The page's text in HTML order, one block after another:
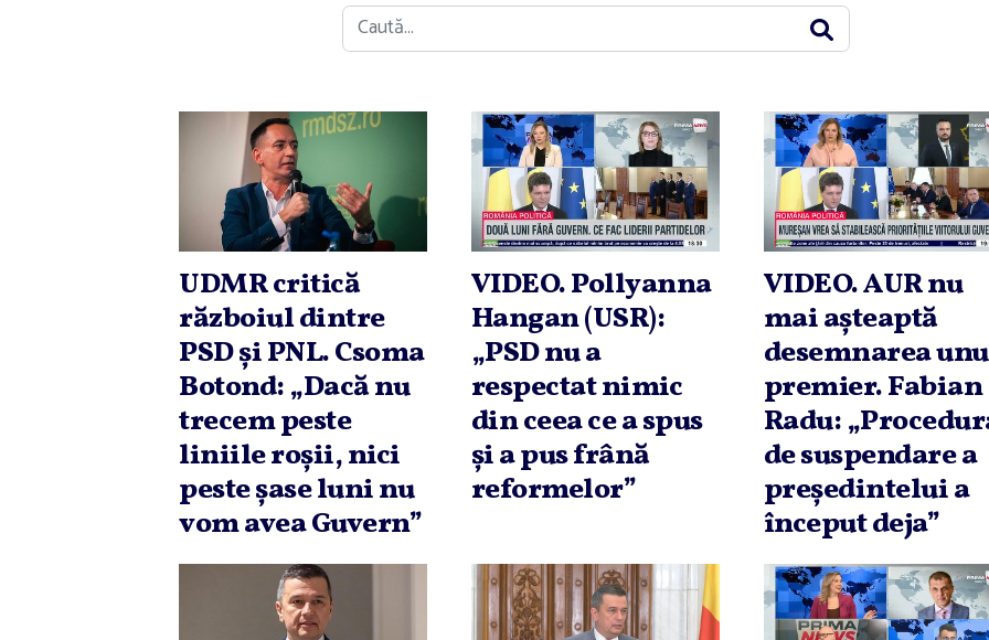
Caută
UDMR critică
războiul dintre
PSD şi PNL. Csoma
Botond: „Dacă nu
trecem peste
liniile roşii, nici
peste şase luni nu
vom avea Guvern”
VIDEO. Pollyanna
Hangan (USR):
„PSD nu a
respectat nimic
din ceea ce a spus
şi a pus frână
reformelor”
VIDEO. AUR nu
mai aşteaptă
desemnarea
premier. Fabian
Radu:
de suspendare a
preşedintelui a
început deja”